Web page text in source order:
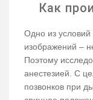
Как
Одно из условий
изображений –
Поэтому
анестезией. С
позвонков при